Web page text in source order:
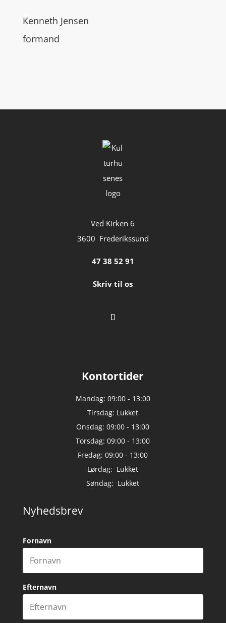
Kenneth Jensen
formand
Ved Kirken 6
3600 Frederikssund
47 38 52 91
Skriv til os
Kontortider
Mandag: 09:00 - 13:00
Tirsdag: Lukket
Onsdag: 09:00 - 13:00
Torsdag: 09:00 - 13:00
Fredag: 09:00 - 13:00
Lørdag: Lukket
Søndag: Lukket
Nyhedsbrev
Fornavn
Efternavn